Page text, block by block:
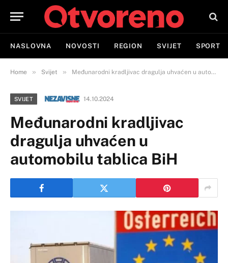
NASLOVNA NOVOSTI REGION SVIJET SPORT
Home » Svijet » Međunarodni kradljivac dragulja uhvaćen u automobilu tablica BiH
SVIJET 14.10.2024
Međunarodni kradljivac
dragulja uhvaćen u
automobilu tablica BiH